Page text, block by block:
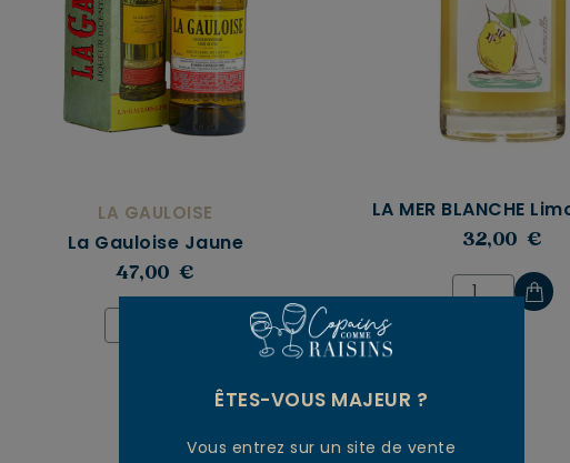
LA GAULOISE
La Gauloise Jaune
47,00 €
LA MER BLANCHE
32,00 €
ÊTES-VOUS MAJEUR ?
Vous entrez sur un site de vente